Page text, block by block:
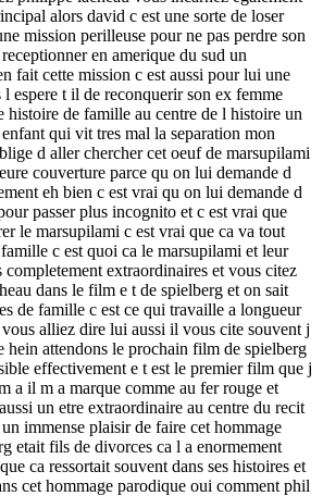
alors david c est une sorte de loser
mission perilleuse pour ne pas perdre son
en amerique du sud un
fait cette mission c est aussi pour lui une
espere t il de reconquerir son ex femme
histoire de famille au centre de l histoire un
qui vit tres mal la separation mon
d aller chercher cet oeuf de marsupilami
couverture parce qu on lui demande d
eh bien c est vrai qu on lui demande d
passer plus incognito et c est vrai que
le marsupilami c est vrai que ca va tout
c est quoi ca le marsupilami et leur
extraordinaires et vous citez
dans le film e t de spielberg et on sait
de famille c est ce qui travaille a longueur
alliez dire lui aussi il vous cite souvent j
hein attendons le prochain film de spielberg
effectivement e t est le premier film que j
a il m a marque comme au fer rouge et
un etre extraordinaire au centre du recit
immense plaisir de faire cet hommage
etait fils de divorces ca l a enormement
ca ressortait souvent dans ses histoires et
cet hommage parodique oui comment phil